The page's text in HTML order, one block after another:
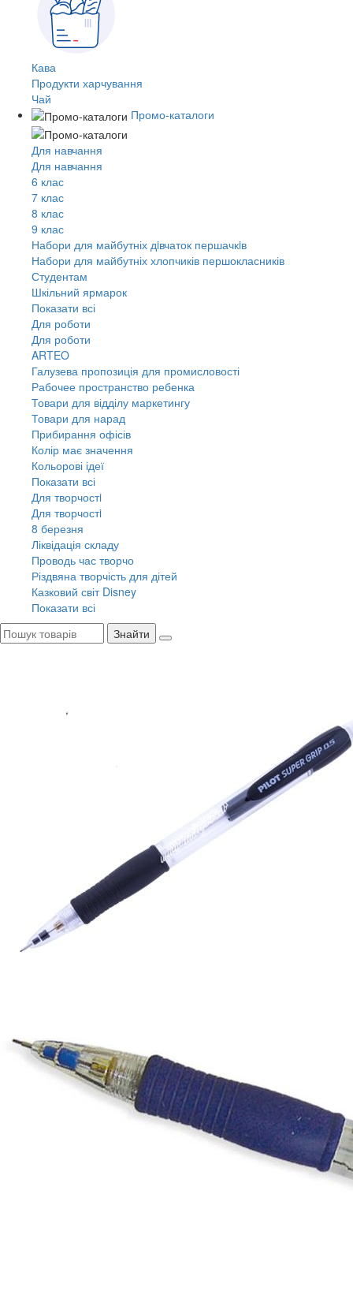
Кава
Продукти харчування
Чай
Промо-каталоги
Для навчання
Для навчання
6 клас
7 клас
8 клас
9 клас
Набори для майбутніх дiвчаток першачкiв
Набори для майбутніх хлопчиків першокласників
Студентам
Шкільний ярмарок
Показати всі
Для роботи
Для роботи
ARTEO
Галузева пропозиція для промисловості
Рабочее пространство ребенка
Товари для відділу маркетингу
Товари для нарад
Прибирання офісів
Колір має значення
Кольорові ідеї
Показати всі
Для творчостi
Для творчостi
8 березня
Ліквідація складу
Проводь час творчо
Різдвяна творчість для дітей
Казковий світ Disney
Показати всі
Знайти